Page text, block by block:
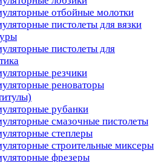
отбойные молотки
пистолеты для вязки
пистолеты для
резчики
реноваторы
рубанки
смазочные пистолеты
степлеры
строительные миксеры
фрезеры